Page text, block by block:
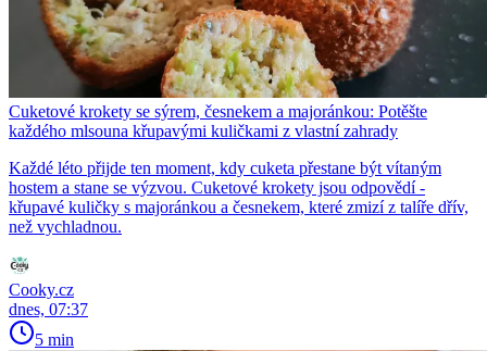
Cuketové krokety se sýrem, česnekem a majoránkou: Potěšte
každého mlsouna křupavými kuličkami z vlastní zahrady
Každé léto přijde ten moment, kdy cuketa přestane být vítaným
hostem a stane se výzvou. Cuketové krokety jsou odpovědí -
křupavé kuličky s majoránkou a česnekem, které zmizí z talíře dřív,
než vychladnou.
Cooky.cz
dnes, 07:37
5 min